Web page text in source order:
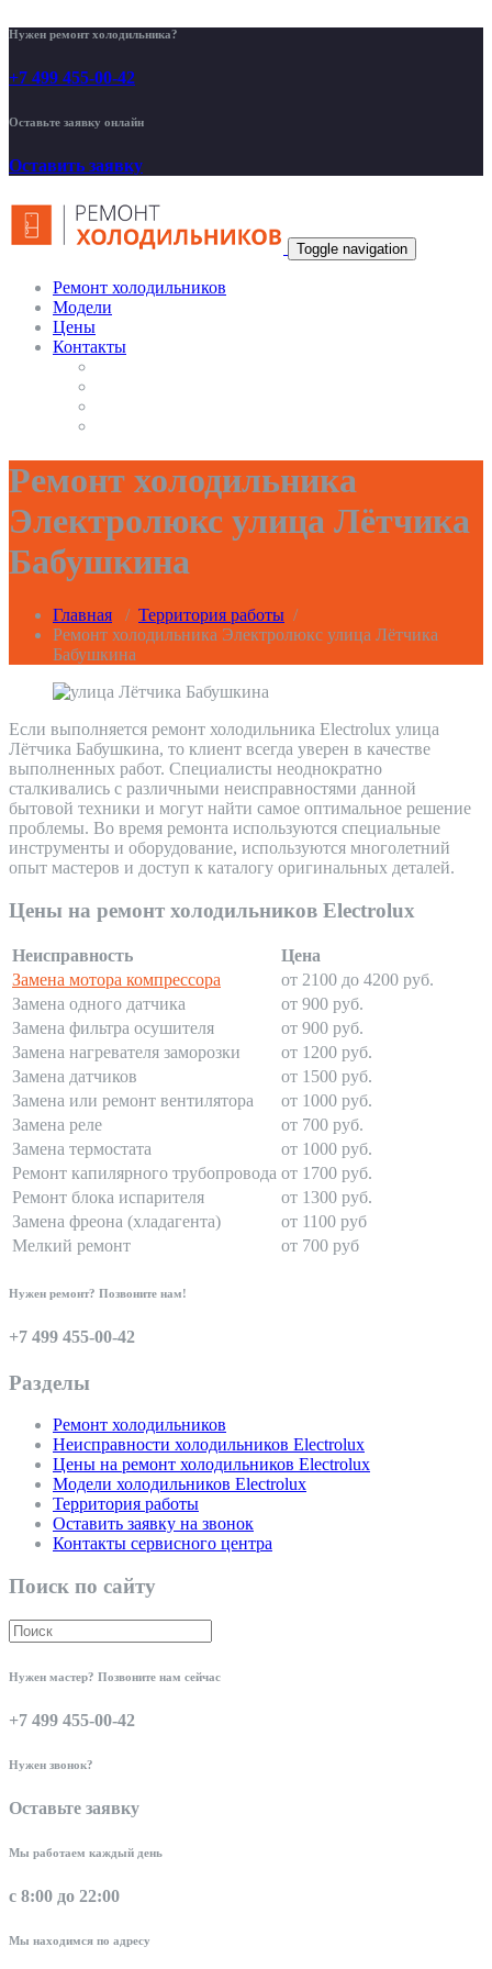
Нужен ремонт холодильника?
+7 499 455-00-42
Оставьте заявку онлайн
Оставить заявку
Toggle navigation
Ремонт холодильников
Модели
Цены
Контакты
Ремонт холодильника
Электролюкс улица Лётчика
Бабушкина
Главная / Территория работы /
Ремонт холодильника Электролюкс улица Лётчика
Бабушкина
Если выполняется ремонт холодильника Electrolux улица
Лётчика Бабушкина, то клиент всегда уверен в качестве
выполненных работ. Специалисты неоднократно
сталкивались с различными неисправностями данной
бытовой техники и могут найти самое оптимальное решение
проблемы. Во время ремонта используются специальные
инструменты и оборудование, используются многолетний
опыт мастеров и доступ к каталогу оригинальных деталей.
Цены на ремонт холодильников Electrolux
Неисправность
Цена
Замена мотора компрессора
от 2100 до 4200 руб.
Замена одного датчика
от 900 руб.
Замена фильтра осушителя
от 900 руб.
Замена нагревателя заморозки
от 1200 руб.
Замена датчиков
от 1500 руб.
Замена или ремонт вентилятора
от 1000 руб.
Замена реле
от 700 руб.
Замена термостата
от 1000 руб.
Ремонт капилярного трубопровода от 1700 руб.
Ремонт блока испарителя
от 1300 руб.
Замена фреона (хладагента)
от 1100 руб
Мелкий ремонт
от 700 руб
Нужен ремонт? Позвоните нам!
+7 499 455-00-42
Разделы
Ремонт холодильников
Неисправности холодильников Electrolux
Цены на ремонт холодильников Electrolux
Модели холодильников Electrolux
Территория работы
Оставить заявку на звонок
Контакты сервисного центра
Поиск по сайту
Нужен мастер? Позвоните нам сейчас
+7 499 455-00-42
Нужен звонок?
Оставьте заявку
Мы работаем каждый день
с 8:00 до 22:00
Мы находимся по адресу